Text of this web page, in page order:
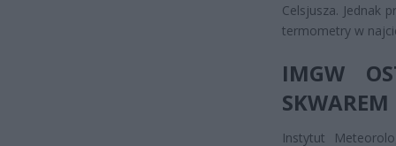
Celsjusza. Jednak
termometry w
IMGW
SKWAREM
Instytut